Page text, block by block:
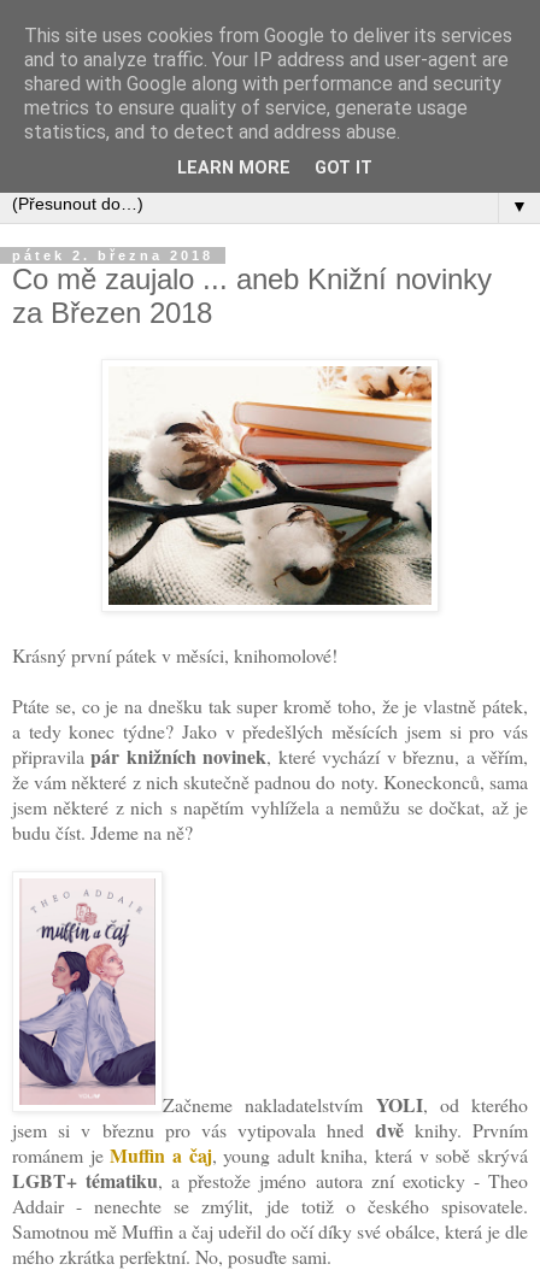
▼
pátek 2. března 2018
Co mě zaujalo ... aneb Knižní novinky
za Březen 2018
Krásný první pátek v měsíci, knihomolové!
Ptáte se, co je na dnešku tak super kromě toho, že je vlastně pátek,
a tedy konec týdne? Jako v předešlých měsících jsem si pro vás
připravilapár knižních novinek, které vychází v březnu, a věřím,
že vám některé z nich skutečně padnou do noty. Koneckonců, sama
jsem některé z nich s napětím vyhlížela a nemůžu se dočkat, až je
budu číst. Jdeme na ně?
Začneme nakladatelstvím YOLI, od kterého
jsem si v březnu pro vás vytipovala hned dvěknihy. Prvním
románem jeMuffin a čaj, young adult kniha, která v sobě skrývá
LGBT+ tématiku, a přestože jméno autora zní exoticky - Theo
Addair - nenechte se zmýlit, jde totiž o českého spisovatele.
Samotnou mě Muffin a čaj udeřil do očí díky své obálce, která je dle
mého zkrátka perfektní. No, posuďte sami.
This site uses cookies from Google to deliver its services
and to analyze traffic. Your IP address and user-agent are
shared with Google along with performance and security
metrics to ensure quality of service, generate usage
statistics, and to detect and address abuse.
LEARN MORE GOT IT